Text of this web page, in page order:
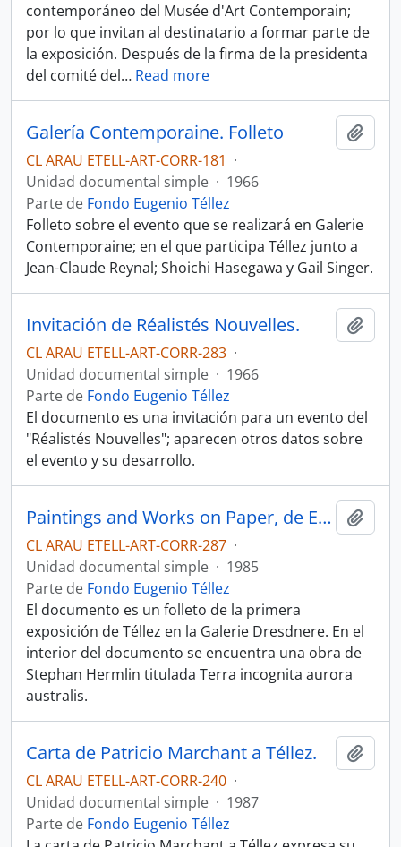
contemporáneo del Musée d'Art Contemporain;
por lo que invitan al destinatario a formar parte de
la exposición. Después de la firma de la presidenta
del comité del… Read more
Galería Contemporaine. Folleto
CL ARAU ETELL-ART-CORR-181 ·
Unidad documental simple · 1966
Parte de Fondo Eugenio Téllez
Folleto sobre el evento que se realizará en Galerie
Contemporaine; en el que participa Téllez junto a
Jean-Claude Reynal; Shoichi Hasegawa y Gail Singer.
Invitación de Réalistés Nouvelles.
CL ARAU ETELL-ART-CORR-283 ·
Unidad documental simple · 1966
Parte de Fondo Eugenio Téllez
El documento es una invitación para un evento del
"Réalistés Nouvelles"; aparecen otros datos sobre
el evento y su desarrollo.
Paintings and Works on Paper, de Eugenio Téllez. Folleto
CL ARAU ETELL-ART-CORR-287 ·
Unidad documental simple · 1985
Parte de Fondo Eugenio Téllez
El documento es un folleto de la primera
exposición de Téllez en la Galerie Dresdnere. En el
interior del documento se encuentra una obra de
Stephan Hermlin titulada Terra incognita aurora
australis.
Carta de Patricio Marchant a Téllez.
CL ARAU ETELL-ART-CORR-240 ·
Unidad documental simple · 1987
Parte de Fondo Eugenio Téllez